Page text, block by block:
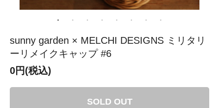
sunny garden × MELCHI DESIGNS ミリタリ
ーリメイクキャップ #6
0円(税込)
SOLD OUT